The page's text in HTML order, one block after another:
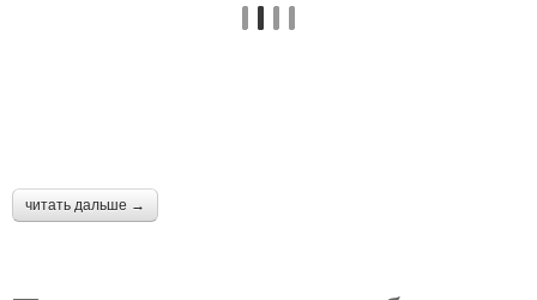
читать дальше →